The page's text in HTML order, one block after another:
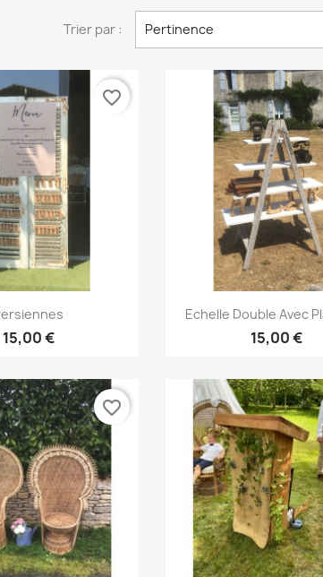
Trier par : Pertinence
rapide
15,00 €
favorite_border
Aperçu
Echelle Double Avec
15,00 €
favorite_border